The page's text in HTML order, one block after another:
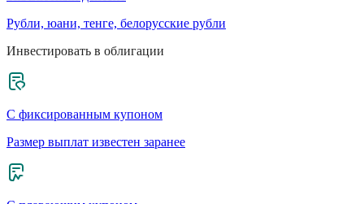
Рубли, юани, тенге, белорусские рубли
Инвестировать в облигации
С фиксированным купоном
Размер выплат известен заранее